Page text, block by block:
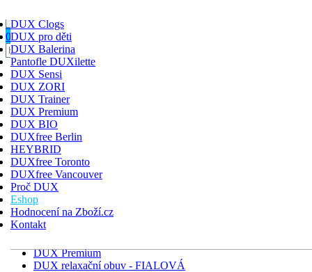
HLEDAT PŘIHLÁSIT
0
Toggle navigation
DUX Clogs
DUX pro děti
DUX Balerina
Pantofle DUXilette
DUX Sensi
DUX ZORI
DUX Trainer
DUX Premium
DUX BIO
DUXfree Berlin
HEYBRID
DUXfree Toronto
DUXfree Vancouver
Proč DUX
Eshop
Hodnocení na Zboží.cz
Kontakt
DUX Clogs
DUX pro děti
DUX Balerina
Pantofle DUXilette
DUX Sensi
DUX ZORI
DUX Trainer
DUX Premium
DUX BIO
DUXfree Berlin
HEYBRID
DUXfree Toronto
DUXfree Vancouver
Úvodní stránka
DUX Premium
DUX relaxační obuv - FIALOVÁ